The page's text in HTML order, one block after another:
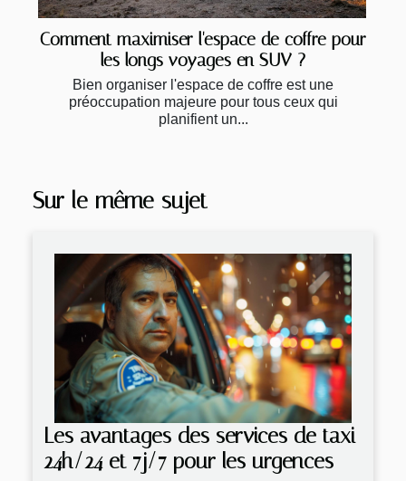
Comment maximiser l'espace de coffre pour
les longs voyages en SUV ?
Bien organiser l'espace de coffre est une
préoccupation majeure pour tous ceux qui
planifient un...
Sur le même sujet
Les avantages des services de taxi
24h/24 et 7j/7 pour les urgences